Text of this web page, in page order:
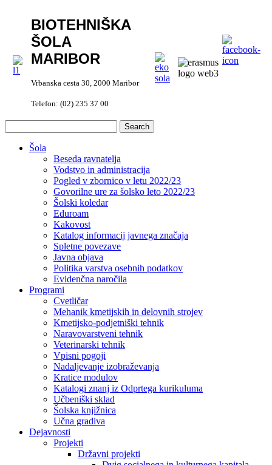
BIOTEHNIŠKA
ŠOLA
MARIBOR
Vrbanska cesta 30, 2000 Maribor
Telefon: (02) 235 37 00
Šola
Beseda ravnatelja
Vodstvo in administracija
Pogled v zbornico v letu 2022/23
Govorilne ure za šolsko leto 2022/23
Šolski koledar
Eduroam
Kakovost
Katalog informacij javnega značaja
Spletne povezave
Javna objava
Politika varstva osebnih podatkov
Evidenčna naročila
Programi
Cvetličar
Mehanik kmetijskih in delovnih strojev
Kmetijsko-podjetniški tehnik
Naravovarstveni tehnik
Veterinarski tehnik
Vpisni pogoji
Nadaljevanje izobraževanja
Kratice modulov
Katalogi znanj iz Odprtega kurikuluma
Učbeniški sklad
Šolska knjižnica
Učna gradiva
Dejavnosti
Projekti
Državni projekti